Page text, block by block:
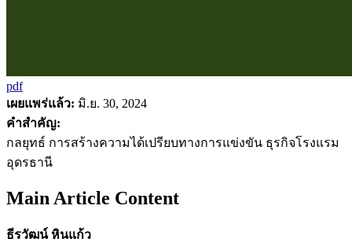
pdf
เผยแพร่แล้ว: มิ.ย. 30, 2024
คำสำคัญ:
กลยุทธ์ การสร้างความได้เปรียบทางการแข่งขัน ธุรกิจโรงแรม
อุดรธานี
Main Article Content
ธีรวัฒน์ หินแก้ว